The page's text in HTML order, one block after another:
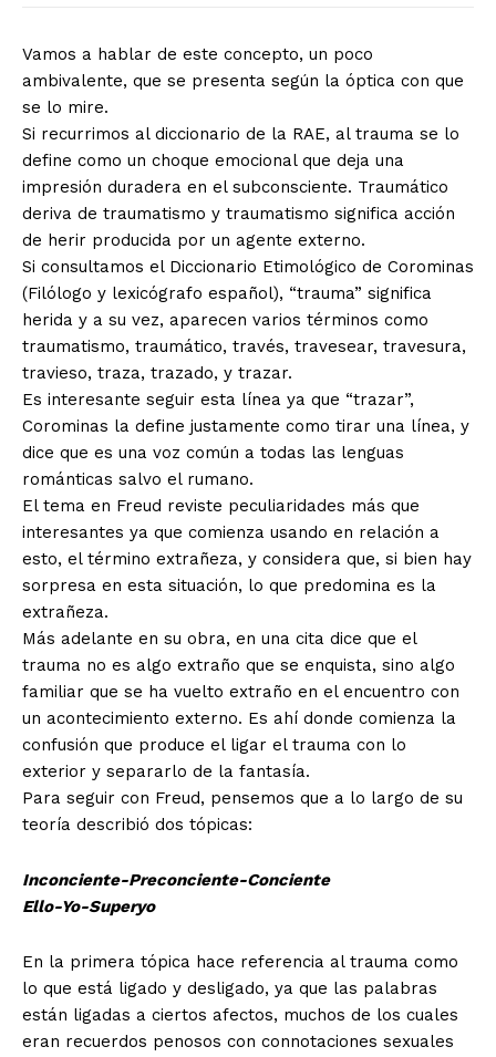
Vamos a hablar de este concepto, un poco
ambivalente, que se presenta según la óptica con que
se lo mire.
Si recurrimos al diccionario de la RAE, al trauma se lo
define como un choque emocional que deja una
impresión duradera en el subconsciente. Traumático
deriva de traumatismo y traumatismo significa acción
de herir producida por un agente externo.
Si consultamos el Diccionario Etimológico de Corominas
(Filólogo y lexicógrafo español), “trauma” significa
herida y a su vez, aparecen varios términos como
traumatismo, traumático, través, travesear, travesura,
travieso, traza, trazado, y trazar.
Es interesante seguir esta línea ya que “trazar”,
Corominas la define justamente como tirar una línea, y
dice que es una voz común a todas las lenguas
románticas salvo el rumano.
El tema en Freud reviste peculiaridades más que
interesantes ya que comienza usando en relación a
esto, el término extrañeza, y considera que, si bien hay
sorpresa en esta situación, lo que predomina es la
extrañeza.
Más adelante en su obra, en una cita dice que el
trauma no es algo extraño que se enquista, sino algo
familiar que se ha vuelto extraño en el encuentro con
un acontecimiento externo. Es ahí donde comienza la
confusión que produce el ligar el trauma con lo
exterior y separarlo de la fantasía.
Para seguir con Freud, pensemos que a lo largo de su
teoría describió dos tópicas:
Inconciente-Preconciente-Conciente
Ello-Yo-Superyo
En la primera tópica hace referencia al trauma como
lo que está ligado y desligado, ya que las palabras
están ligadas a ciertos afectos, muchos de los cuales
eran recuerdos penosos con connotaciones sexuales